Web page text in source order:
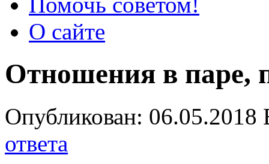
О сайте
Отношения в паре,
Опубликован:
ответа